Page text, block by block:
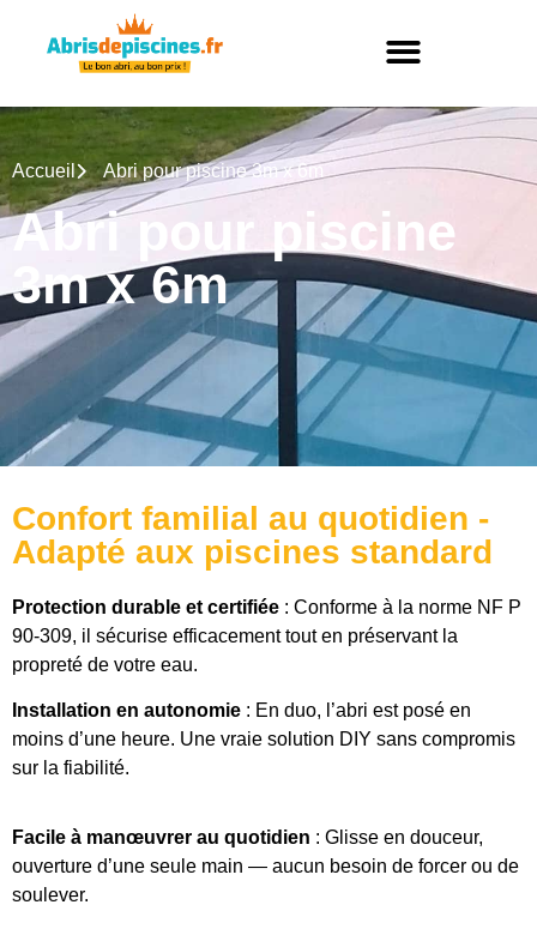
Accueil Abri pour piscine 3m x 6m
Abri pour piscine
3m x 6m
Confort familial au quotidien -
Adapté aux piscines standard
Protection durable et certifiée : Conforme à la norme NF P
90-309, il sécurise efficacement tout en préservant la
propreté de votre eau.
Installation en autonomie : En duo, l’abri est posé en
moins d’une heure. Une vraie solution DIY sans compromis
sur la fiabilité.
Facile à manœuvrer au quotidien : Glisse en douceur,
ouverture d’une seule main — aucun besoin de forcer ou de
soulever.